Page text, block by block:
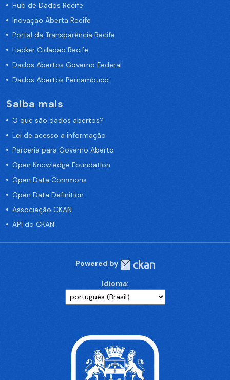
Hub de Dados Recife
Inovação Aberta Recife
Portal da Transparência Recife
Hacker Cidadão Recife
Dados Abertos Governo Federal
Dados Abertos Pernambuco
Saiba mais
O que são dados abertos?
Lei de acesso a informação
Parceria para Governo Aberto
Open Knowledge Foundation
Open Data Commons
Open Data Definition
Associação CKAN
API do CKAN
Powered by
Idioma